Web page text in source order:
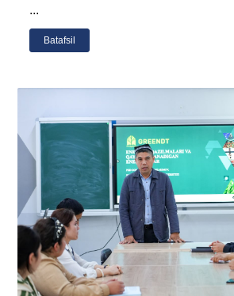
...
Batafsil